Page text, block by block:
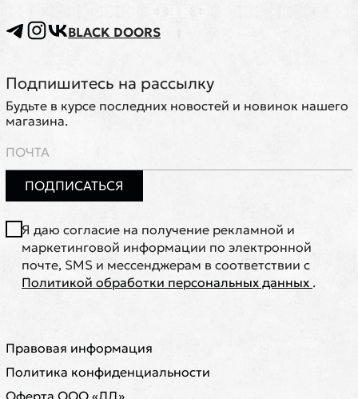
BLACK DOORS
Подпишитесь на рассылку
Будьте в курсе последних новостей и новинок нашего
магазина.
ПОДПИСАТЬСЯ
Я даю согласие на получение рекламной и
маркетинговой информации по электронной
почте, SMS и мессенджерам в соответствии с
Политикой обработки персональных данных .
Правовая информация
Политика конфиденциальности
Оферта ООО «ЛД»